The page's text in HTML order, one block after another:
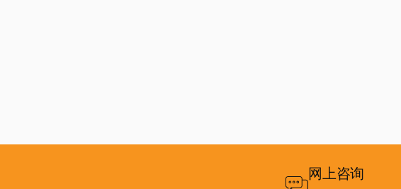
网上咨询